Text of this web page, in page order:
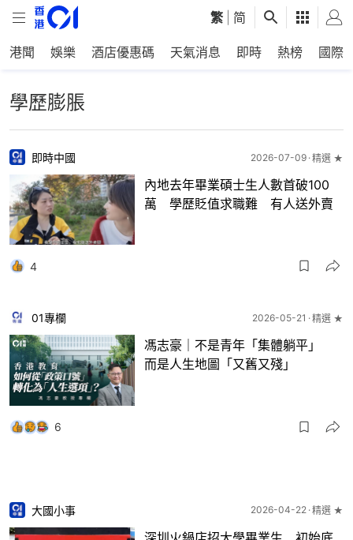
繁 简
港聞 娛樂 酒店優惠碼 天氣消息 即時 熱榜 國際
學歷膨脹
即時中國 2026-07-09 精選 ★
內地去年畢業碩士生人數首破100
萬 學歷貶值求職難 有人送外賣
4
01專欄 2026-05-21 精選 ★
馮志豪｜不是青年「集體躺平」
而是人生地圖「又舊又殘」
6
大國小事 2026-04-22 精選 ★